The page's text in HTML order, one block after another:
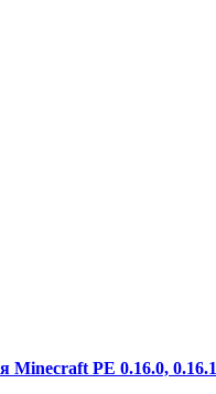
Minecraft PE 0.16.0, 0.16.1